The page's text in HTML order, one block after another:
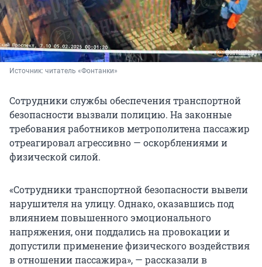
Источник: читатель «Фонтанки»
Сотрудники службы обеспечения транспортной
безопасности вызвали полицию. На законные
требования работников метрополитена пассажир
отреагировал агрессивно — оскорблениями и
физической силой.
«Сотрудники транспортной безопасности вывели
нарушителя на улицу. Однако, оказавшись под
влиянием повышенного эмоционального
напряжения, они поддались на провокации и
допустили применение физического воздействия
в отношении пассажира», — рассказали в